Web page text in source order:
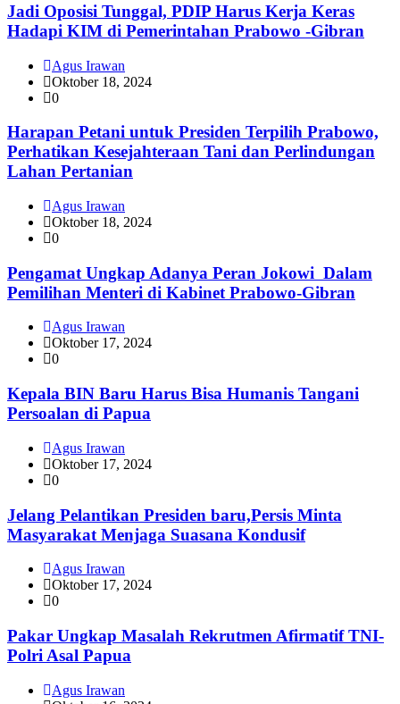
Jadi Oposisi Tunggal, PDIP Harus Kerja Keras
Hadapi KIM di Pemerintahan Prabowo -Gibran
Agus Irawan
Oktober 18, 2024
0
Harapan Petani untuk Presiden Terpilih Prabowo,
Perhatikan Kesejahteraan Tani dan Perlindungan
Lahan Pertanian
Agus Irawan
Oktober 18, 2024
0
Pengamat Ungkap Adanya Peran Jokowi Dalam
Pemilihan Menteri di Kabinet Prabowo-Gibran
Agus Irawan
Oktober 17, 2024
0
Kepala BIN Baru Harus Bisa Humanis Tangani
Persoalan di Papua
Agus Irawan
Oktober 17, 2024
0
Jelang Pelantikan Presiden baru,Persis Minta
Masyarakat Menjaga Suasana Kondusif
Agus Irawan
Oktober 17, 2024
0
Pakar Ungkap Masalah Rekrutmen Afirmatif TNI-
Polri Asal Papua
Agus Irawan